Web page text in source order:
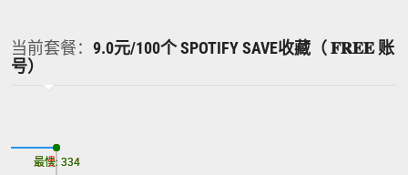
当前套餐： 9.0元/100个 SPOTIFY SAVE收藏（ 𝐅𝐑𝐄𝐄 账
号）
最慢: 334
最快: 334